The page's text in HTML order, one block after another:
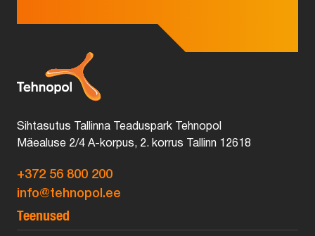
Sihtasutus Tallinna Teaduspark Tehnopol
Mäealuse 2/4 A-korpus, 2. korrus Tallinn 12618
+372 56 800 200
info@tehnopol.ee
Teenused